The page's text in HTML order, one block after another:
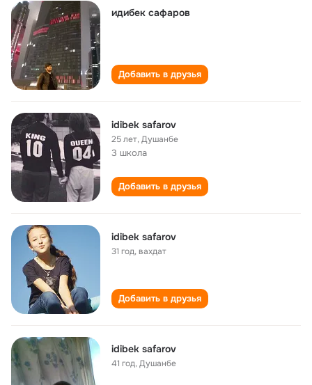
идибек сафаров
Добавить в друзья
idibek safarov
25 лет,Душанбе
3 школа
Добавить в друзья
idibek safarov
31 год,вахдат
Добавить в друзья
idibek safarov
41 год,Душанбе